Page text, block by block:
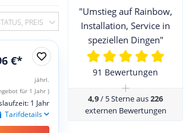
PREIS
€*
jährl.
für 1 Jahr )
1 Jahr
Tarifdetails
"Umstieg auf Rainbow,
Installation, Service in
speziellen Dingen"
91 Bewertungen
+
4,9/ 5 Sterne aus226
externen Bewertungen